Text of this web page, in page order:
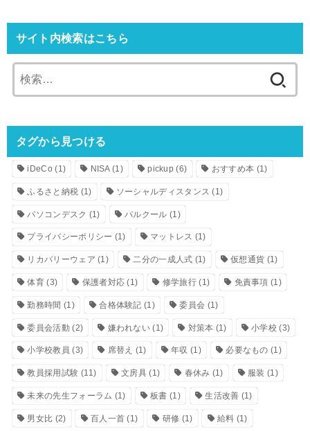
サイト内検索はこちら
索:
タグから見つける
iDeCo (1) NISA(1) pickup (6) おすすめ本 (1)
ふるさと納税 (1) ソーシャルディスタンス (1)
パソコンデスク (1) パルクール (1)
プライバシーポリシー (1) マットレス (1)
リカバリーウェア (1) 二分の一成人式 (1) 仮想通貨 (1)
体育 (3) 保護者対応 (1) 修学旅行(1) 免責事項 (1)
勤務時間 (1) 合格体験記 (1) 委員会 (1)
委員会活動(2) 嫌われない (1) 対策本 (1) 小学校 (3)
小学校教員 (3) 席替え (1) 年収 (1) 必要なもの (1)
教員採用試験 (11) 文房具 (1) 春休み (1) 服装 (1)
未来の先生フォーラム (1) 板書 (1) 生活改善 (1)
男女比 (2) 百人一首 (1) 研修 (1) 給料 (1)